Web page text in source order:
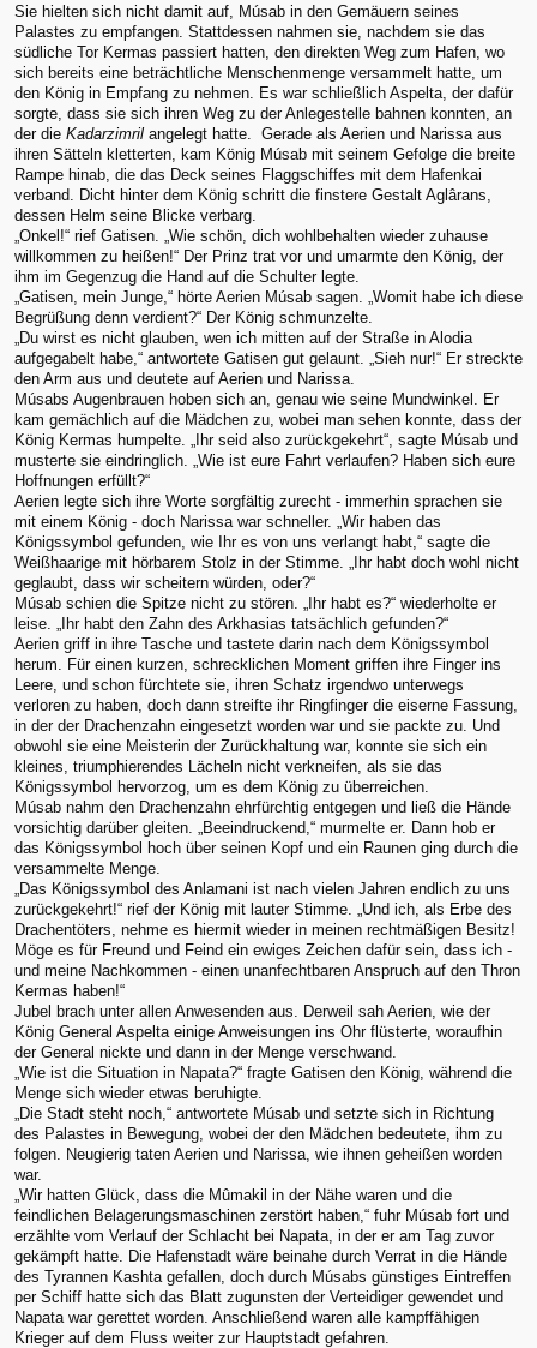
Sie hielten sich nicht damit auf, Músab in den Gemäuern seines
Palastes zu empfangen. Stattdessen nahmen sie, nachdem sie das
südliche Tor Kermas passiert hatten, den direkten Weg zum Hafen, wo
sich bereits eine beträchtliche Menschenmenge versammelt hatte, um
den König in Empfang zu nehmen. Es war schließlich Aspelta, der dafür
sorgte, dass sie sich ihren Weg zu der Anlegestelle bahnen konnten, an
der die Kadarzimril angelegt hatte. Gerade als Aerien und Narissa aus
ihren Sätteln kletterten, kam König Músab mit seinem Gefolge die breite
Rampe hinab, die das Deck seines Flaggschiffes mit dem Hafenkai
verband. Dicht hinter dem König schritt die finstere Gestalt Aglârans,
dessen Helm seine Blicke verbarg.
„Onkel!“ rief Gatisen. „Wie schön, dich wohlbehalten wieder zuhause
willkommen zu heißen!“ Der Prinz trat vor und umarmte den König, der
ihm im Gegenzug die Hand auf die Schulter legte.
„Gatisen, mein Junge,“ hörte Aerien Músab sagen. „Womit habe ich diese
Begrüßung denn verdient?“ Der König schmunzelte.
„Du wirst es nicht glauben, wen ich mitten auf der Straße in Alodia
aufgegabelt habe,“ antwortete Gatisen gut gelaunt. „Sieh nur!“ Er streckte
den Arm aus und deutete auf Aerien und Narissa.
Músabs Augenbrauen hoben sich an, genau wie seine Mundwinkel. Er
kam gemächlich auf die Mädchen zu, wobei man sehen konnte, dass der
König Kermas humpelte. „Ihr seid also zurückgekehrt“, sagte Músab und
musterte sie eindringlich. „Wie ist eure Fahrt verlaufen? Haben sich eure
Hoffnungen erfüllt?“
Aerien legte sich ihre Worte sorgfältig zurecht - immerhin sprachen sie
mit einem König - doch Narissa war schneller. „Wir haben das
Königssymbol gefunden, wie Ihr es von uns verlangt habt,“ sagte die
Weißhaarige mit hörbarem Stolz in der Stimme. „Ihr habt doch wohl nicht
geglaubt, dass wir scheitern würden, oder?“
Músab schien die Spitze nicht zu stören. „Ihr habt es?“ wiederholte er
leise. „Ihr habt den Zahn des Arkhasias tatsächlich gefunden?“
Aerien griff in ihre Tasche und tastete darin nach dem Königssymbol
herum. Für einen kurzen, schrecklichen Moment griffen ihre Finger ins
Leere, und schon fürchtete sie, ihren Schatz irgendwo unterwegs
verloren zu haben, doch dann streifte ihr Ringfinger die eiserne Fassung,
in der der Drachenzahn eingesetzt worden war und sie packte zu. Und
obwohl sie eine Meisterin der Zurückhaltung war, konnte sie sich ein
kleines, triumphierendes Lächeln nicht verkneifen, als sie das
Königssymbol hervorzog, um es dem König zu überreichen.
Músab nahm den Drachenzahn ehrfürchtig entgegen und ließ die Hände
vorsichtig darüber gleiten. „Beeindruckend,“ murmelte er. Dann hob er
das Königssymbol hoch über seinen Kopf und ein Raunen ging durch die
versammelte Menge.
„Das Königssymbol des Anlamani ist nach vielen Jahren endlich zu uns
zurückgekehrt!“ rief der König mit lauter Stimme. „Und ich, als Erbe des
Drachentöters, nehme es hiermit wieder in meinen rechtmäßigen Besitz!
Möge es für Freund und Feind ein ewiges Zeichen dafür sein, dass ich -
und meine Nachkommen - einen unanfechtbaren Anspruch auf den Thron
Kermas haben!“
Jubel brach unter allen Anwesenden aus. Derweil sah Aerien, wie der
König General Aspelta einige Anweisungen ins Ohr flüsterte, woraufhin
der General nickte und dann in der Menge verschwand.
„Wie ist die Situation in Napata?“ fragte Gatisen den König, während die
Menge sich wieder etwas beruhigte.
„Die Stadt steht noch,“ antwortete Músab und setzte sich in Richtung
des Palastes in Bewegung, wobei der den Mädchen bedeutete, ihm zu
folgen. Neugierig taten Aerien und Narissa, wie ihnen geheißen worden
war.
„Wir hatten Glück, dass die Mûmakil in der Nähe waren und die
feindlichen Belagerungsmaschinen zerstört haben,“ fuhr Músab fort und
erzählte vom Verlauf der Schlacht bei Napata, in der er am Tag zuvor
gekämpft hatte. Die Hafenstadt wäre beinahe durch Verrat in die Hände
des Tyrannen Kashta gefallen, doch durch Músabs günstiges Eintreffen
per Schiff hatte sich das Blatt zugunsten der Verteidiger gewendet und
Napata war gerettet worden. Anschließend waren alle kampffähigen
Krieger auf dem Fluss weiter zur Hauptstadt gefahren.